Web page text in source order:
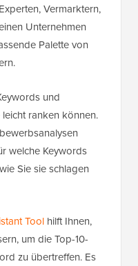
Vermarktern,
Unternehmen
Palette von
und
ranken können.
welche Keywords
Sie sie schlagen
Tool hilft Ihnen,
um die Top-10-
zu übertreffen. Es